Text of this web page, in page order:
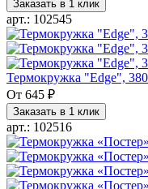
Заказать в 1 клик
арт.: 102545
Термокружка "Edge",
От 645 ₽
Заказать в 1 клик
арт.: 102516